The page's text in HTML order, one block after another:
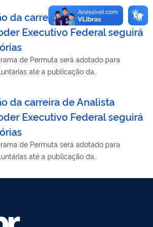
da carreira de Analista
Executivo Federal seguirá
de Permuta será adotado para
até a publicação da
da carreira de Analista
Executivo Federal seguirá
de Permuta será adotado para
até a publicação da